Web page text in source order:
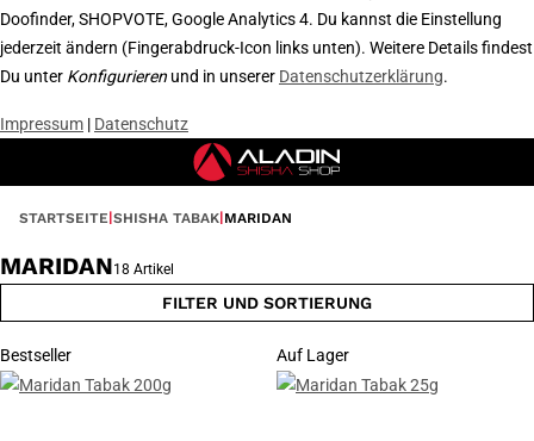
Doofinder, SHOPVOTE, Google Analytics 4. Du kannst die Einstellung
jederzeit ändern (Fingerabdruck-Icon links unten). Weitere Details findest
Du unter Konfigurieren und in unserer Datenschutzerklärung.
Impressum | Datenschutz
STARTSEITE SHISHA TABAK MARIDAN
Bestseller Auf Lager
MARIDAN18 Artikel
FILTER UND SORTIERUNG